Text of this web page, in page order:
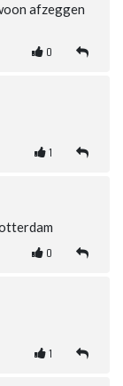
afzeggen
0
1
0
1